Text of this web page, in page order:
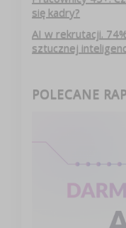
się kadry?
AI w rekrutacji.
sztucznej
POLECANE